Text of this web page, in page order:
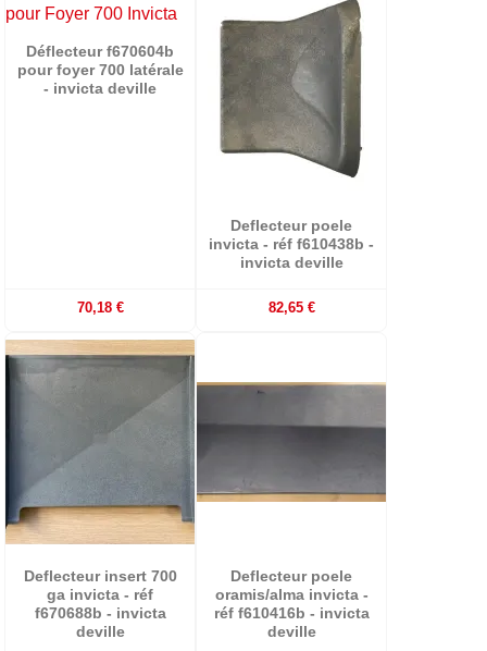
Déflecteur f670604b
pour foyer 700 latérale
- invicta deville
70,18 €
Deflecteur poele
invicta - réf f610438b -
invicta deville
82,65 €
Deflecteur insert 700
ga invicta - réf
f670688b - invicta
deville
Deflecteur poele
oramis/alma invicta -
réf f610416b - invicta
deville